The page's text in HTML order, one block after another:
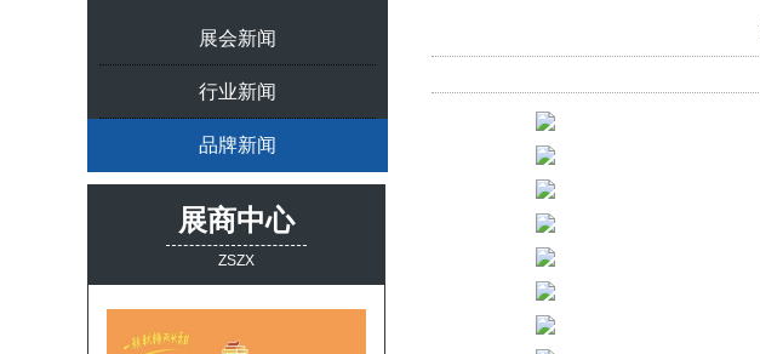
展会新闻
行业新闻
品牌新闻
展商中心
ZSZX